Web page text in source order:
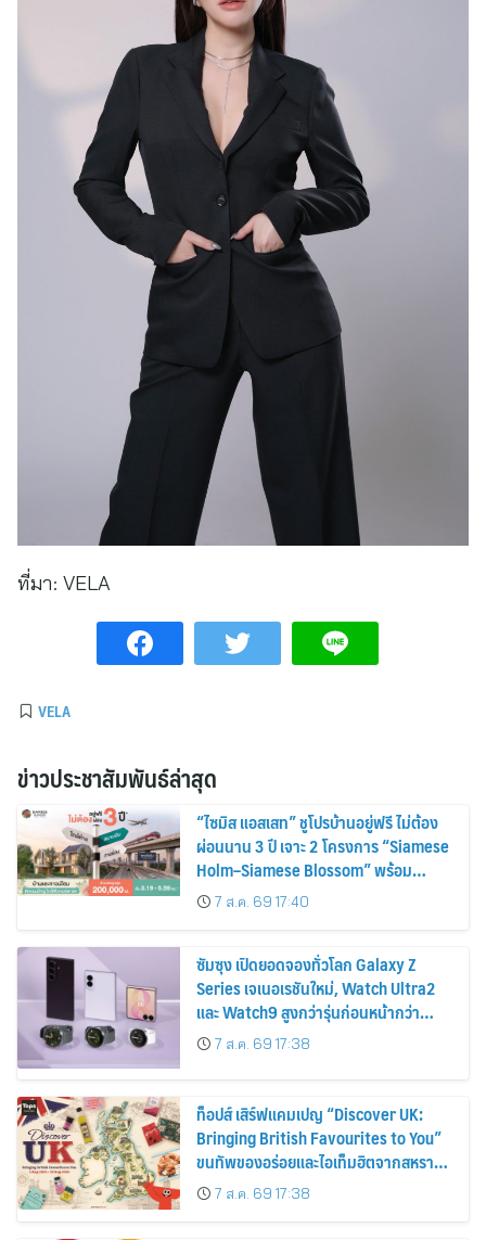
ที่มา: VELA
VELA
ข่าวประชาสัมพันธ์ล่าสุด
“ไซมิส แอสเสท” ชูโปรบ้านอยู่ฟรี ไม่ต้อง
ผ่อนนาน 3 ปี เจาะ 2 โครงการ “Siamese
Holm–Siamese Blossom” พร้อม
ส่วนลดและสิทธิพิเศษถึง 31 สิงหาคม
2569
7 ส.ค. 69 17:40
ซัมซุง เปิดยอดจองทั่วโลก Galaxy Z
Series เจเนอเรชันใหม่, Watch Ultra2
และ Watch9 สูงกว่ารุ่นก่อนหน้ากว่า
30%7 ส.ค. 69 17:38
ท็อปส์ เสิร์ฟแคมเปญ “Discover UK:
Bringing British Favourites to You”
ขนทัพของอร่อยและไอเท็มฮิตจากสหราช
อาณาจักร ส่งตรงถึงมือตั้งแต่วันนี้ – 18
สิงหาคมนี้
7 ส.ค. 69 17:38